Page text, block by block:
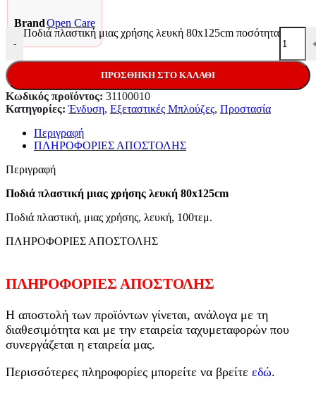
BrandOpen Care
-
Ποδιά πλαστική μιας χρήσης λευκή 80x125cm ποσότητα
ΠΡΟΣΘΉΚΗ ΣΤΟ ΚΑΛΆΘΙ
Κωδικός προϊόντος: 31100010
Κατηγορίες: Ένδυση, Εξεταστικές Μπλούζες, Προστασία
Περιγραφή
ΠΛΗΡΟΦΟΡΙΕΣ ΑΠΟΣΤΟΛΗΣ
Περιγραφή
Ποδιά πλαστική μιας χρήσης λευκή 80x125cm
Ποδιά πλαστική, μιας χρήσης, λευκή, 100τεμ.
ΠΛΗΡΟΦΟΡΙΕΣ ΑΠΟΣΤΟΛΗΣ
ΠΛΗΡΟΦΟΡΙΕΣ ΑΠΟΣΤΟΛΗΣ
Η αποστολή των προϊόντων γίνεται, ανάλογα με τη
διαθεσιμότητα και με την εταιρεία ταχυμεταφορών που
συνεργάζεται η εταιρεία μας.
Περισσότερες πληροφορίες μπορείτε να βρείτε εδώ.